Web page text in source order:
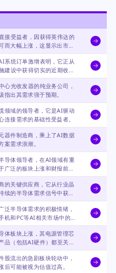
接受益者，因获得英伟达的
而大幅上涨，这显示出市场
景的强烈信心。
系统订单激增表明，它正从
建设中获得切实的近期收
心光收发器的纯业务公司，
指出其需求强于预期。
领域的领导者，它是AI驱动
连接需求的基础性受益者。
器件制造商，乘上了AI数据
案需求浪潮。
导体领导者，在AI领域有重
广泛的板块上涨和财报前的
的关键供应商，它从行业晶
续的半导体需求信号中获
泛半导体需求的积极情绪，
机和PC等AI相关市场中的自
体板块上涨，其电源管理芯
品（包括AI硬件）都至关重
股流出的急剧板块轮动中，
后可能被视为估值过高。